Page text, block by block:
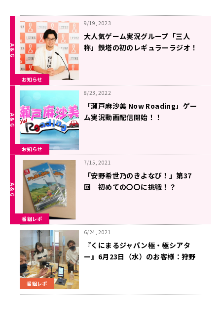
お知らせ
9/19, 2023
大人気ゲーム実況グループ「三人
称」鉄塔の初のレギュラーラジオ！
お知らせ
8/23, 2022
「瀬戸麻沙美 Now Roading」ゲー
ム実況動画配信開始！！
番組レポ
7/15, 2021
「安野希世乃のきよなび！」第37
回 初めての〇〇に挑戦！？
番組レポ
6/24, 2021
『くにまるジャパン極・極シアタ
ー』6月23日（水）のお客様：狩野